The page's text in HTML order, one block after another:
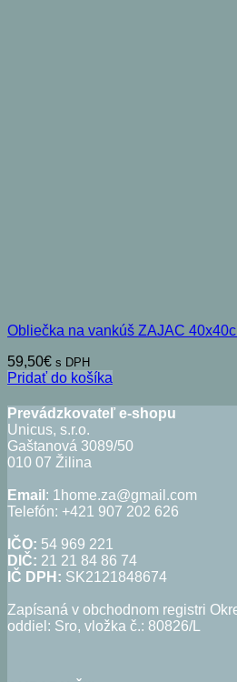
Obliečka na vankúš ZAJAC
59,50€ s DPH
Pridať do košíka
Prevádzkovateľ e-shopu
Unicus, s.r.o.
Gaštanová 3089/50
010 07 Žilina
Email : 1home.za@gmail.com
Telefón: +421 907 202 626
IČO: 54 969 221
DIČ: 21 21 84 86 74
IČ DPH: SK2121848674
Zapísaná v obchodnom registri
oddiel: Sro, vložka č.: 80826/L